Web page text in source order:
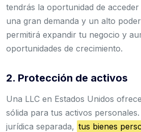
tendrás la oportunidad de
una gran demanda y un alto
permitirá expandir tu negocio y
oportunidades de crecimiento.
2. Protección de activos
Una LLC en Estados Unidos
sólida para tus activos
jurídica separada, tus bienes